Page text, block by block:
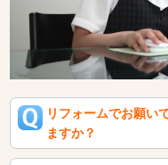
リフォームでお願い
ますか？